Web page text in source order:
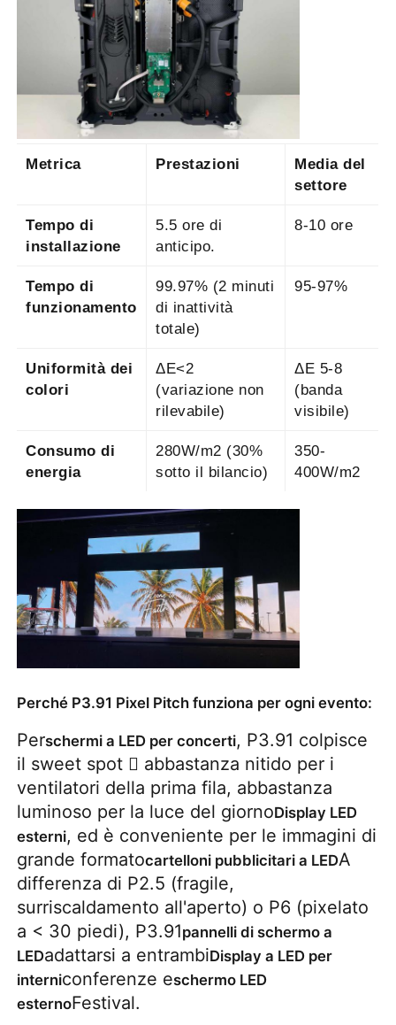
Metrica Prestazioni
Media del
settore
Tempo di
installazione
5.5 ore di
anticipo.
8-10 ore
Tempo di
funzionamento
99.97% (2 minuti
di inattività
totale)
95-97%
Uniformità dei
colori
ΔE<2
(variazione non
rilevabile)
ΔE 5-8
(banda
visibile)
Consumo di
energia
280W/m2 (30%
sotto il bilancio)
350-
400W/m2
Perché P3.91 Pixel Pitch funziona per ogni evento:
Perschermi a LED per concerti, P3.91 colpisce
il sweet spot  abbastanza nitido per i
ventilatori della prima fila, abbastanza
luminoso per la luce del giornoDisplay LED
esterni, ed è conveniente per le immagini di
grande formatocartelloni pubblicitari a LEDA
differenza di P2.5 (fragile,
surriscaldamento all'aperto) o P6 (pixelato
a < 30 piedi), P3.91pannelli di schermo a
LEDadattarsi a entrambiDisplay a LED per
interniconferenze eschermo LED
esternoFestival.